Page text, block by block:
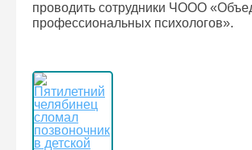
проводить сотрудники ЧООО
профессиональных психологов».